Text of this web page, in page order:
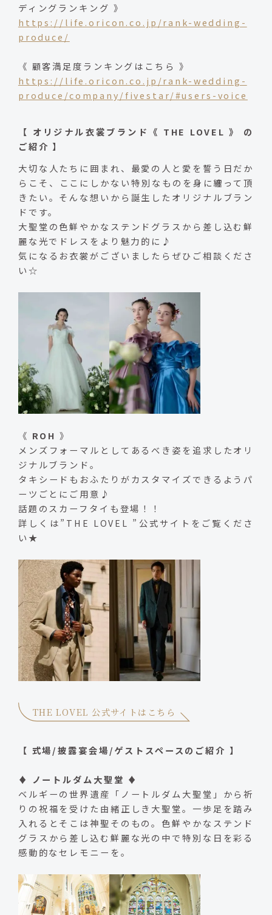
ディングランキング 》
https://life.oricon.co.jp/rank-wedding-
produce/
《 顧客満足度ランキングはこちら 》
https://life.oricon.co.jp/rank-wedding-
produce/company/fivestar/#users-voice
【 オリジナル衣裳ブランド《 THE LOVEL 》 の
ご紹介 】
大切な人たちに囲まれ、最愛の人と愛を誓う日だか
らこそ、ここにしかない特別なものを身に纏って頂
きたい。そんな想いから誕生したオリジナルブラン
ドです。
大聖堂の色鮮やかなステンドグラスから差し込む鮮
麗な光でドレスをより魅力的に♪
気になるお衣裳がございましたらぜひご相談くださ
い☆
《 ROH 》
メンズフォーマルとしてあるべき姿を追求したオリ
ジナルブランド。
タキシードもおふたりがカスタマイズできるようパ
ーツごとにご用意♪
話題のスカーフタイも登場！！
詳しくは”THE LOVEL ”公式サイトをご覧くださ
い★
THE LOVEL 公式サイトはこちら
【 式場/披露宴会場/ゲストスペースのご紹介 】
♦ ノートルダム大聖堂 ♦
ベルギーの世界遺産「ノートルダム大聖堂」から祈
りの祝福を受けた由緒正しき大聖堂。一歩足を踏み
入れるとそこは神聖そのもの。色鮮やかなステンド
グラスから差し込む鮮麗な光の中で特別な日を彩る
感動的なセレモニーを。